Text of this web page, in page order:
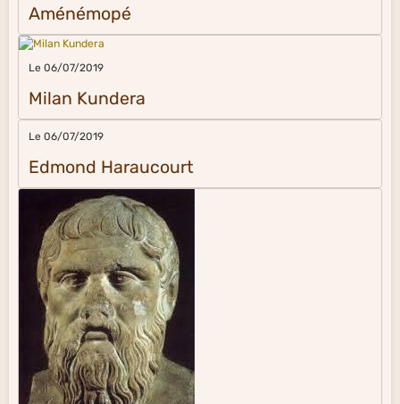
Aménémopé
Le 06/07/2019
Milan Kundera
Le 06/07/2019
Edmond Haraucourt